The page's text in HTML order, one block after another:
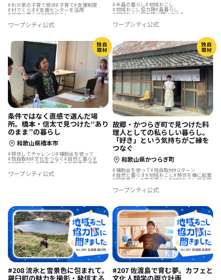
わが家の子育て移住 子育て 支援制度
村でくらす 支援センターを活用
自然と暮らす 地域おこし
ワープシティ公式
半島の暮らし 地域おこし
地域おこし協力隊 島暮らし
地域おこし協力隊に聞いてみた
ワープシティ公式
独自
取材
条件ではなく直感で選んだ場
所。橋本・信太で見つけた“あり
のまま”の暮らし
和歌山県橋本市
移住してチャレンジ 補助金を使って
独自取材 文化をつなぐ 自然と暮らす
地域おこし 田舎暮らし 古民家を活用
リノベーション・リフォームして
ワープシティ公式
独自
取材
故郷・かつらぎ町で見つけた料
理人としての私らしい暮らし。
「好き」という気持ちがご縁を
つなぐ
和歌山県かつらぎ町
補助金を使って 独自取材 Uターン
自然と暮らす 地域おこし 移住を機に起業
田舎暮らし 夢の暮らし 地域おこし協力隊
ワープシティ公式
#208 流氷と雪景色に包まれて。
#207 佐渡島で育む夢。カフェと